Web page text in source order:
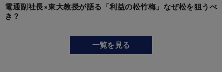
電通副社長×東大教授が語る「利益の松竹梅」なぜ松を狙うべ
き？
一覧を見る